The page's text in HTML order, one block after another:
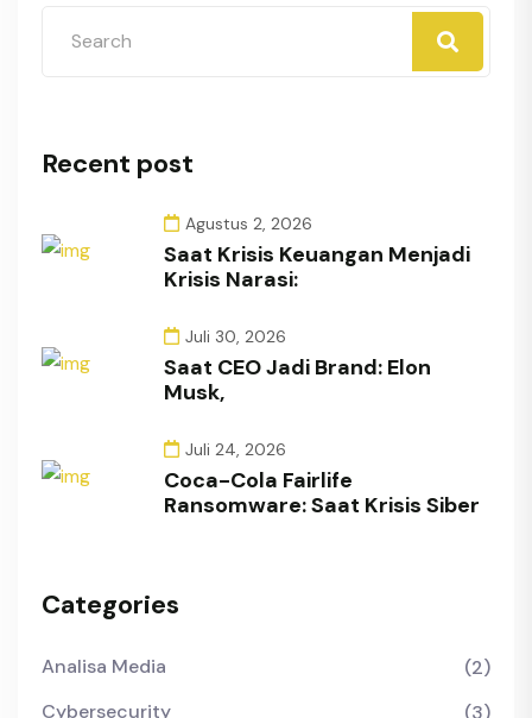
Recent post
Agustus 2, 2026
Saat Krisis Keuangan Menjadi
Krisis Narasi:
Juli 30, 2026
Saat CEO Jadi Brand: Elon
Musk,
Juli 24, 2026
Coca-Cola Fairlife
Ransomware: Saat Krisis Siber
Categories
Analisa Media
(2)
Cybersecurity
(3)